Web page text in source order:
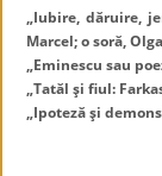
„Iubire, dăruire,
Marcel; o soră,
„Eminescu sau
„Tatăl şi fiul:
„Ipoteză şi